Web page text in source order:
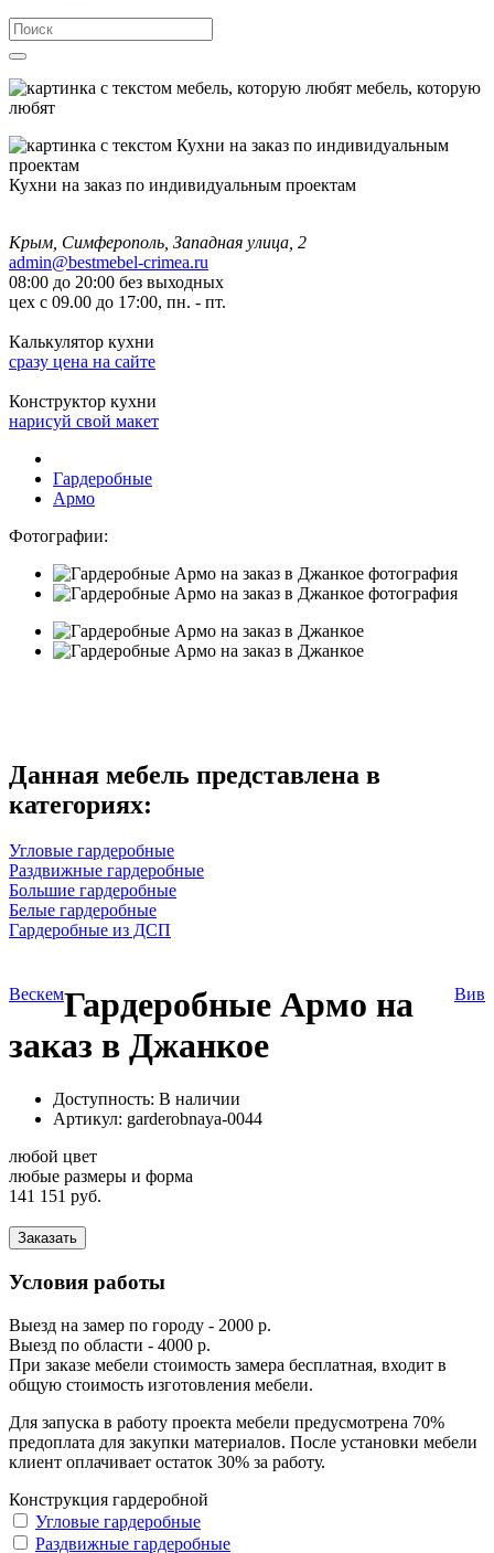
мебель, которую
любят
Кухни на заказ по индивидуальным проектам
Крым, Симферополь, Западная улица, 2
admin@bestmebel-crimea.ru
08:00 до 20:00 без выходных
цех с 09.00 до 17:00, пн. - пт.
Калькулятор кухни
сразу цена на сайте
Конструктор кухни
нарисуй свой макет
Гардеробные
Армо
Фотографии:
Данная мебель представлена в
категориях:
Угловые гардеробные
Раздвижные гардеробные
Большие гардеробные
Белые гардеробные
Гардеробные из ДСП
Вескем Вив
Гардеробные Армо на
заказ в Джанкое
Доступность: В наличии
Артикул: garderobnaya-0044
любой цвет
любые размеры и форма
141 151 руб.
Заказать
Условия работы
Выезд на замер по городу - 2000 р.
Выезд по области - 4000 р.
При заказе мебели стоимость замера бесплатная, входит в
общую стоимость изготовления мебели.
Для запуска в работу проекта мебели предусмотрена 70%
предоплата для закупки материалов. После установки мебели
клиент оплачивает остаток 30% за работу.
Конструкция гардеробной
Угловые гардеробные
Раздвижные гардеробные